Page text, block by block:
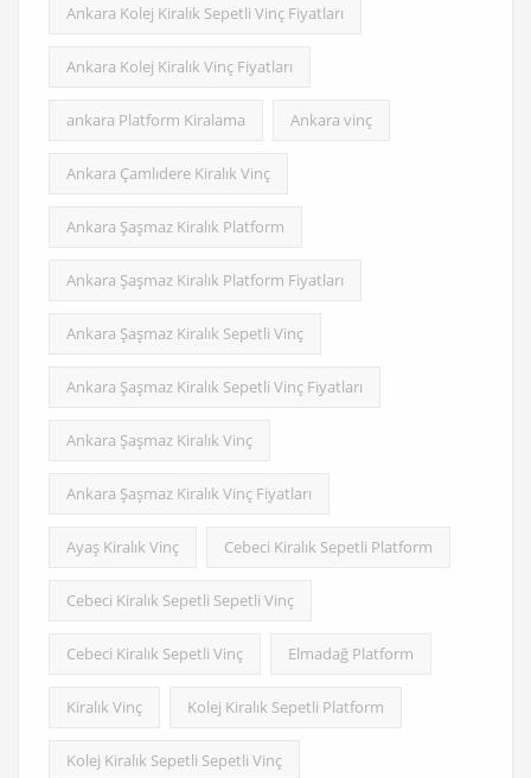
Ankara Kolej Kiralık Sepetli Vinç Fiyatları
Ankara Kolej Kiralık Vinç Fiyatları
ankara Platform Kiralama Ankara vinç
Ankara Çamlıdere Kiralık Vinç
Ankara Şaşmaz Kiralık Platform
Ankara Şaşmaz Kiralık Platform Fiyatları
Ankara Şaşmaz Kiralık Sepetli Vinç
Ankara Şaşmaz Kiralık Sepetli Vinç Fiyatları
Ankara Şaşmaz Kiralık Vinç
Ankara Şaşmaz Kiralık Vinç Fiyatları
Ayaş Kiralık Vinç Cebeci Kiralık Sepetli Platform
Cebeci Kiralık Sepetli Sepetli Vinç
Cebeci Kiralık Sepetli Vinç Elmadağ Platform
Kiralık Vinç Kolej Kiralık Sepetli Platform
Kolej Kiralık Sepetli Sepetli Vinç